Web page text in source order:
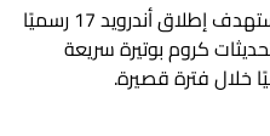
وتشير المعطيات إلى أن جوجل تستهدف إطلاق أندرويد 17 رسميًا
تستمر تحديثات كروم بوتيرة سريعة
خلال فترة قصيرة.